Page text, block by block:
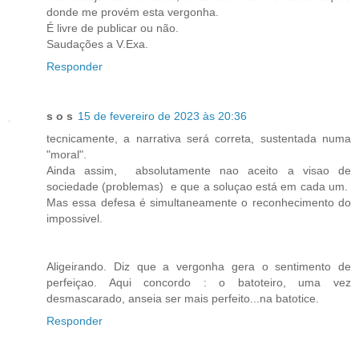
donde me provém esta vergonha.
É livre de publicar ou não.
Saudações a V.Exa.
Responder
s o s 15 de fevereiro de 2023 às 20:36
tecnicamente, a narrativa será correta, sustentada numa
"moral".
Ainda assim, absolutamente nao aceito a visao de
sociedade (problemas) e que a soluçao está em cada um.
Mas essa defesa é simultaneamente o reconhecimento do
impossivel.
Aligeirando. Diz que a vergonha gera o sentimento de
perfeiçao. Aqui concordo : o batoteiro, uma vez
desmascarado, anseia ser mais perfeito...na batotice.
Responder